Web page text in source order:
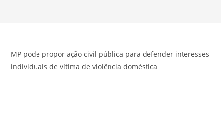
MP pode propor ação civil pública para defender interesses
individuais de vítima de violência doméstica